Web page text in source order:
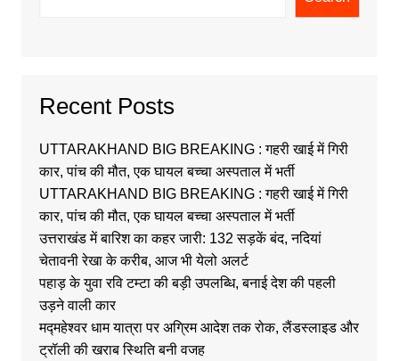
Recent Posts
UTTARAKHAND BIG BREAKING : गहरी खाई में गिरी
कार, पांच की मौत, एक घायल बच्चा अस्पताल में भर्ती
UTTARAKHAND BIG BREAKING : गहरी खाई में गिरी
कार, पांच की मौत, एक घायल बच्चा अस्पताल में भर्ती
उत्तराखंड में बारिश का कहर जारी: 132 सड़कें बंद, नदियां
चेतावनी रेखा के करीब, आज भी येलो अलर्ट
पहाड़ के युवा रवि टम्टा की बड़ी उपलब्धि, बनाई देश की पहली
उड़ने वाली कार
मद्महेश्वर धाम यात्रा पर अग्रिम आदेश तक रोक, लैंडस्लाइड और
ट्रॉली की खराब स्थिति बनी वजह